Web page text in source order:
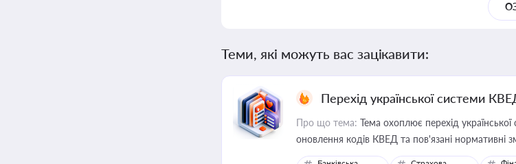
Теми, які можуть вас зацікавити:
Перехід української системи
Про що тема: Тема охоплює перехід української
оновлення кодів КВЕД та пов'язані нормативні